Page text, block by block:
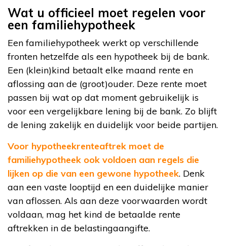
Wat u officieel moet regelen voor
een familiehypotheek
Een familiehypotheek werkt op verschillende
fronten hetzelfde als een hypotheek bij de bank.
Een (klein)kind betaalt elke maand rente en
aflossing aan de (groot)ouder. Deze rente moet
passen bij wat op dat moment gebruikelijk is
voor een vergelijkbare lening bij de bank. Zo blijft
de lening zakelijk en duidelijk voor beide partijen.
Voor hypotheekrenteaftrek moet de
familiehypotheek ook voldoen aan regels die
lijken op die van een gewone hypotheek. Denk
aan een vaste looptijd en een duidelijke manier
van aflossen. Als aan deze voorwaarden wordt
voldaan, mag het kind de betaalde rente
aftrekken in de belastingaangifte.